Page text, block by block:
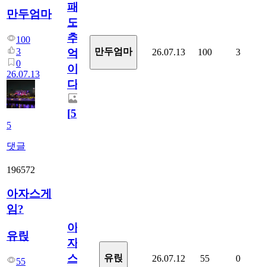
만두엄마
100
3
0
26.07.13
5
댓글
패
도
추
억
이
다.
[5]
만두엄마 26.07.13 100 3
196572
아자스게
임?
유릱
55
아
자
스
유릱 26.07.12 55 0